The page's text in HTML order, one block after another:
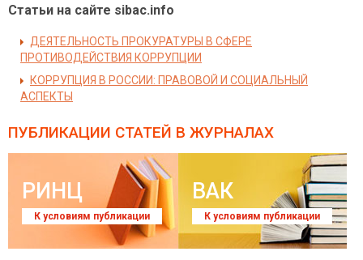
Статьи на сайте sibac.info
ДЕЯТЕЛЬНОСТЬ ПРОКУРАТУРЫ В СФЕРЕ
ПРОТИВОДЕЙСТВИЯ КОРРУПЦИИ
КОРРУПЦИЯ В РОССИИ: ПРАВОВОЙ И СОЦИАЛЬНЫЙ
АСПЕКТЫ
ПУБЛИКАЦИИ СТАТЕЙ В ЖУРНАЛАХ
РИНЦ
К условиям публикации
ВАК
К условиям публикации